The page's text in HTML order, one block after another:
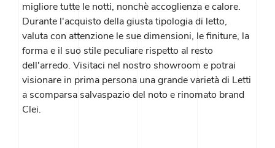
migliore tutte le notti, nonchè accoglienza e calore.
Durante l'acquisto della giusta tipologia di letto,
valuta con attenzione le sue dimensioni, le finiture, la
forma e il suo stile peculiare rispetto al resto
dell'arredo. Visitaci nel nostro showroom e potrai
visionare in prima persona una grande varietà di Letti
a scomparsa salvaspazio del noto e rinomato brand
Clei.